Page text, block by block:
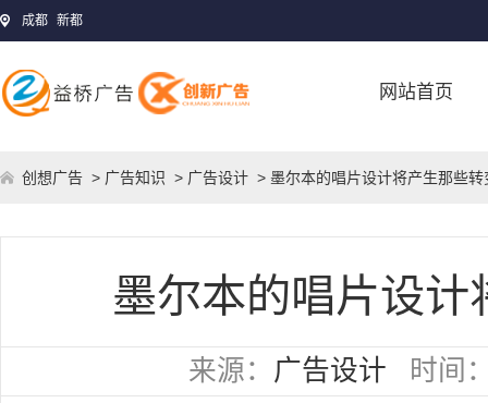
成都 新都
网站首页
创想广告 > 广告知识 > 广告设计 > 墨尔本的唱片设计将产生那些转
墨尔本的唱片设
来源： 广告设计 时间